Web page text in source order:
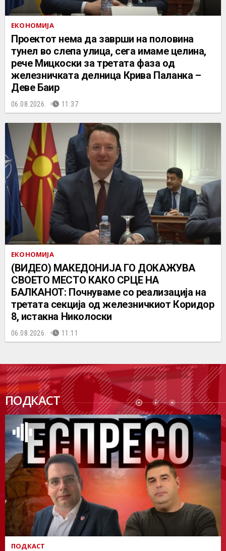
ЕКОНОМИЈА
Проектот нема да заврши на половина
тунел во слепа улица, сега имаме целина,
рече Мицкоски за третата фаза од
железничката делница Крива Паланка –
Деве Баир
06.08.2026. 11:37
ЕКОНОМИЈА
(ВИДЕО) МАКЕДОНИЈА ГО ДОКАЖУВА
СВОЕТО МЕСТО КАКО СРЦЕ НА
БАЛКАНОТ: Почнуваме со реализација на
третата секција од железничкиот Коридор
8, истакна Николоски
06.08.2026. 11:11
ПОДКАСТ
ПОДК
АСТ
ПОДКАСТ